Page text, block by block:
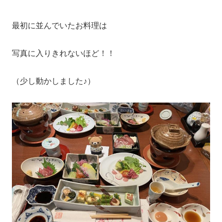
最初に並んでいたお料理は
写真に入りきれないほど！！
（少し動かしました♪）